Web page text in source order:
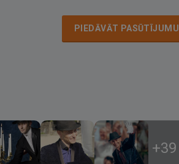
PIEDĀVĀT PASŪTĪJUMU
+39